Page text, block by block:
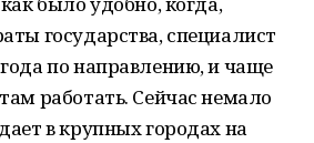
государства, специалист
по направлению, и чаще
работать. Сейчас немало
в крупных городах на